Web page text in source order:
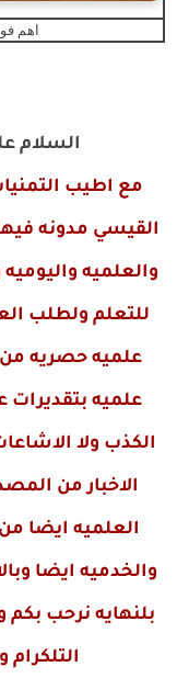
اهم
السلام
مع اطيب
القيسي مدونه
والعلميه
للتعلم ولطلب
علميه حصريه
علميه بتقديرات
الكذب ولا
الاخبار من
العلميه ايضا من
والخدميه ايضا
بلنهايه نرحب بكم